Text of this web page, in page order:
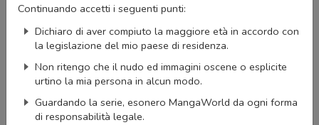
Continuando accetti i seguenti punti:
Dichiaro di aver compiuto la maggiore età in accordo con
la legislazione del mio paese di residenza.
Non ritengo che il nudo ed immagini oscene o esplicite
urtino la mia persona in alcun modo.
Guardando la serie, esonero MangaWorld da ogni forma
di responsabilità legale.